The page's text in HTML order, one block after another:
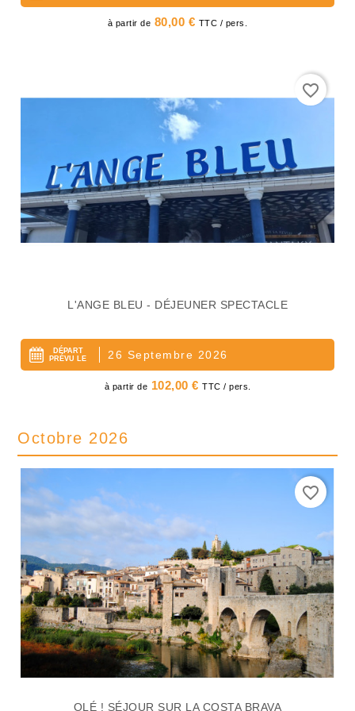
Prix
à partir de 80,00 € TTC / pers.
L'ANGE BLEU - DÉJEUNER SPECTACLE
DÉPART
PRÉVU LE
26 Septembre 2026
Prix
à partir de 102,00 € TTC / pers.
favorite_border
Octobre 2026
OLÉ ! SÉJOUR SUR LA COSTA BRAVA
favorite_border